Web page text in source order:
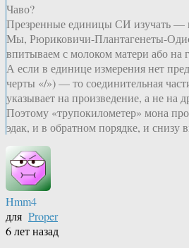
Чаво?
Презренные единицы СИ изучать —
Мы, Рюриковичи-Плантагенеты-
впитываем с молоком матери або на
А если в единице измерения нет
черты «/») — то соединительная
указывает на произведение, а не на
Поэтому «трупокилометер» мона
эдак, и в обратном порядке, и снизу
Hmm4
для Proper
6 лет назад